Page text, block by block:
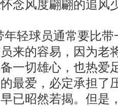
念风度翩翩的追风
轻球员通常要比带
来的容易，因为老
一切雄心，也热爱
最爱，必定承担了
已昭然若揭。但是